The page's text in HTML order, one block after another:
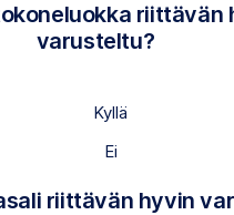
riittävän
varusteltu?
Kyllä
Ei
riittävän hyvin